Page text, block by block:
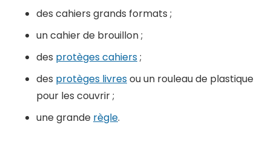
des cahiers grands formats ;
un cahier de brouillon ;
des protèges cahiers;
des protèges livresou un rouleau de plastique
pour les couvrir ;
une grande règle.